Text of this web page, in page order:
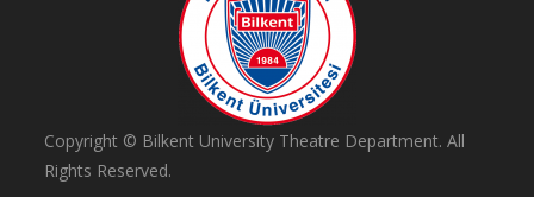
Copyright © Bilkent University Theatre Department. All
Rights Reserved.